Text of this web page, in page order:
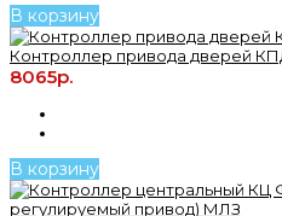
В корзину
Контроллер привода дверей
8065р.
В корзину